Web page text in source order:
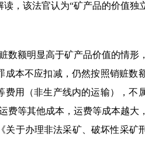
，该法官认为“矿产品的价值独
数额明显高于矿产品价值的情形
本不应扣减，仍然按照销赃数
用（非生产线内的运输），不
费等其他成本，运费等成本越大
于办理非法采矿、破坏性采矿